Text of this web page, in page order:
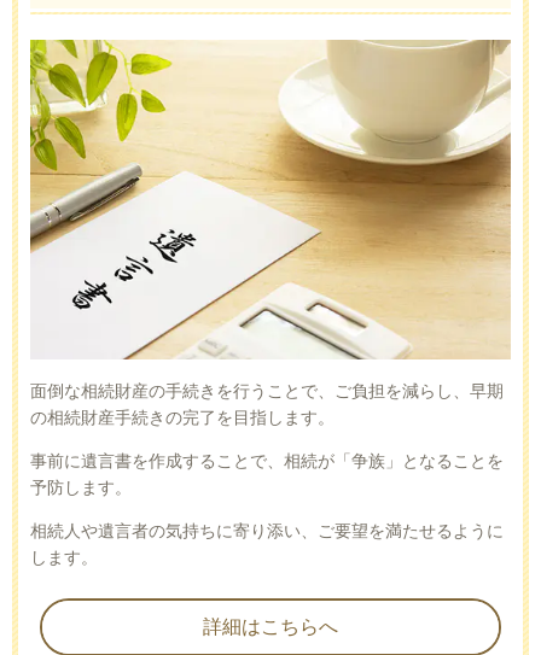
面倒な相続財産の手続きを行うことで、ご負担を減らし、早期
の相続財産手続きの完了を目指します。
事前に遺言書を作成することで、相続が「争族」となることを
予防します。
相続人や遺言者の気持ちに寄り添い、ご要望を満たせるように
します。
詳細はこちらへ